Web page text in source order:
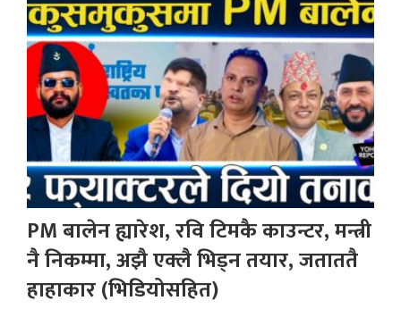
PM बालेन ह्यारेश, रवि टिमकै काउन्टर, मन्त्री
नै निकम्मा, अझै एक्लै भिड्न तयार, जताततै
हाहाकार (भिडियोसहित)